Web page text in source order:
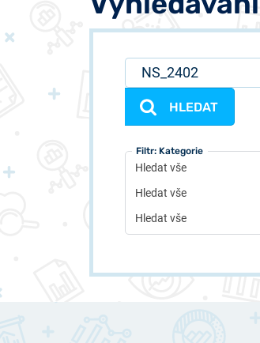
HLEDAT
Filtr: Typ
Hledat vše
Filtr: Autor
Hledat vše
Filtr: Kategorie
Hledat vše